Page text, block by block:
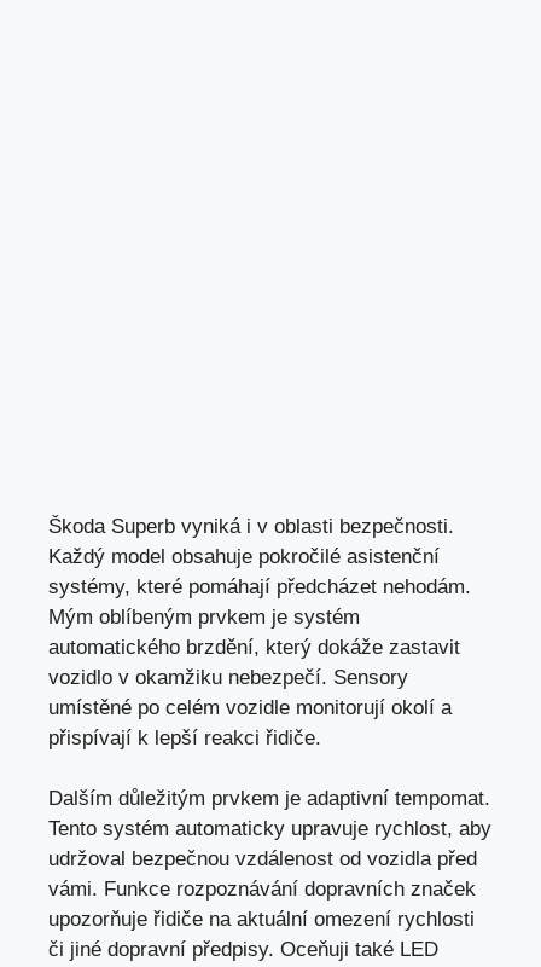
Škoda Superb vyniká i v oblasti bezpečnosti.
Každý model obsahuje pokročilé asistenční
systémy, které pomáhají předcházet nehodám.
Mým oblíbeným prvkem je systém
automatického brzdění, který dokáže zastavit
vozidlo v okamžiku nebezpečí. Sensory
umístěné po celém vozidle monitorují okolí a
přispívají k lepší reakci řidiče.
Dalším důležitým prvkem je adaptivní tempomat.
Tento systém automaticky upravuje rychlost, aby
udržoval bezpečnou vzdálenost od vozidla před
vámi. Funkce rozpoznávání dopravních značek
upozorňuje řidiče na aktuální omezení rychlosti
či jiné dopravní předpisy. Oceňuji také LED